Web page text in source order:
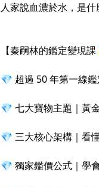
人家說血濃於水，是
【秦嗣林的鑑定變現課
💎 超過 50 年第一線
💎 七大寶物主題｜黃
💎 三大核心架構｜看
💎 獨家鑑價公式｜學